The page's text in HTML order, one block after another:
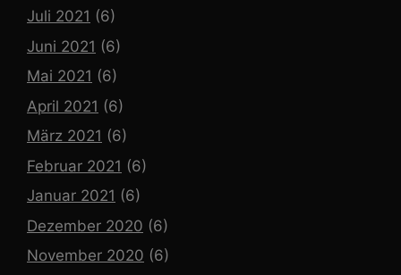
Juli 2021 (6)
Juni 2021 (6)
Mai 2021 (6)
April 2021 (6)
März 2021 (6)
Februar 2021 (6)
Januar 2021 (6)
Dezember 2020 (6)
November 2020 (6)